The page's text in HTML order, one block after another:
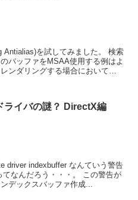
Antialias)を試してみました。 検索
バッファをMSAA使用する例はよ
ンダリングする場合において
ライバの謎？ DirectX編
driver indexbuffer なんていう警告
なんだろう・・・。 この警告が
デックスバッファ作成...